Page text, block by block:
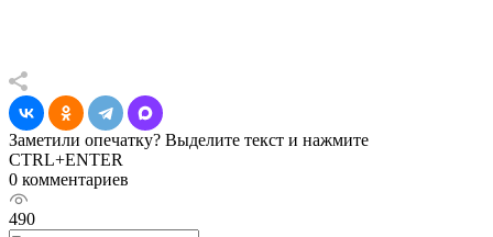
Заметили опечатку? Выделите текст и нажмите
CTRL+ENTER
0 комментариев
490